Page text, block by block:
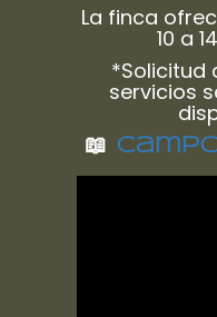
La finca
10 a
*Solicitud
servicios
📖